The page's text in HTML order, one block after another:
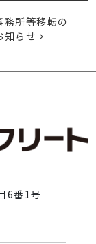
務所等移転の
知らせ
6番1号